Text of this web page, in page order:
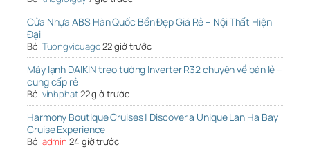
Cửa Nhựa ABS Hàn Quốc Bền Đẹp Giá Rẻ – Nội Thất Hiện
Đại
Bởi Tuongvicuago22 giờ trước
Máy lạnh DAIKIN treo tường Inverter R32 chuyên về bán lẻ –
cung cấp rẻ
Bởi vinhphat22 giờ trước
Harmony Boutique Cruises | Discover a Unique Lan Ha Bay
Cruise Experience
Bởi admin 24 giờ trước